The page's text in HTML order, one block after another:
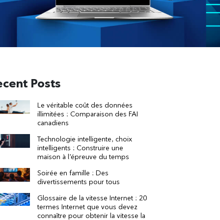
Posts
Le véritable coût des données
illimitées : Comparaison des FAI
canadiens
Technologie intelligente, choix
intelligents : Construire une
maison à l’épreuve du temps
Soirée en famille : Des
divertissements pour tous
Glossaire de la vitesse Internet : 20
termes Internet que vous devez
connaître pour obtenir la vitesse la